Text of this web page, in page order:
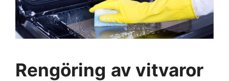
Rengöring av vitvaror